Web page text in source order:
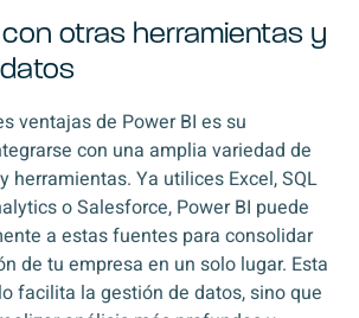
con otras herramientas y
ventajas de Power BI es su
con una amplia variedad de
herramientas. Ya utilices Excel, SQL
o Salesforce, Power BI puede
a estas fuentes para consolidar
de tu empresa en un solo lugar. Esta
facilita la gestión de datos, sino que